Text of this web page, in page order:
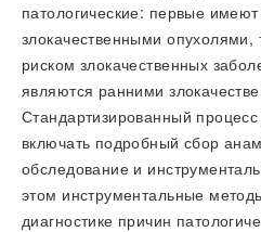
патологические: первые
злокачественными опухолями,
риском злокачественных
являются ранними
Стандартизированный
включать подробный сбор
обследование и
этом инструментальные
диагностике причин